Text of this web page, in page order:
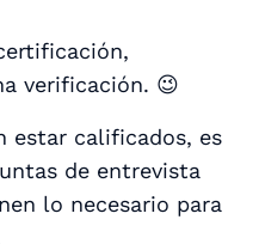
verificación. 😉
estar calificados, es
de entrevista
lo necesario para